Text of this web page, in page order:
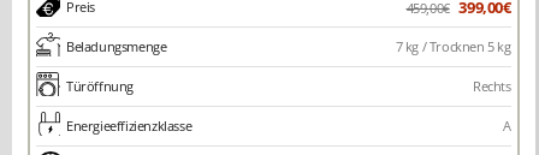
Preis 459,00€ 399,00€
Beladungsmenge 7 kg / Trocknen 5 kg
Türöffnung Rechts
Energieeffizienzklasse A